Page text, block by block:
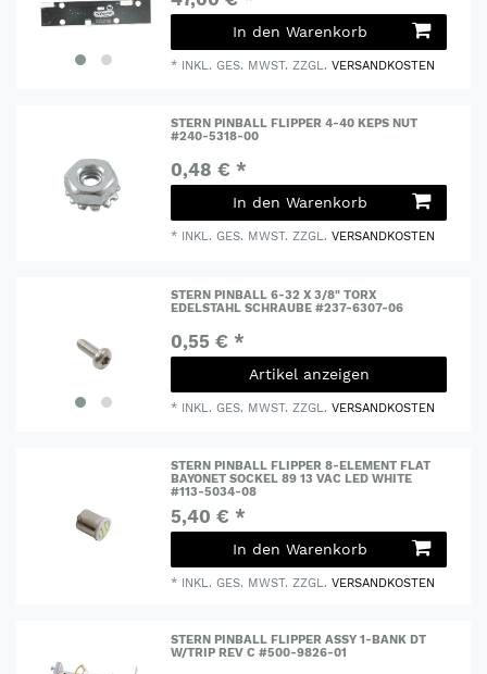
In den Warenkorb
* INKL. GES. MWST. ZZGL.VERSANDKOSTEN
STERN PINBALL FLIPPER 4-40 KEPS NUT
#240-5318-00
0,48 € *
In den Warenkorb
* INKL. GES. MWST. ZZGL.VERSANDKOSTEN
STERN PINBALL 6-32 X 3/8" TORX
EDELSTAHL SCHRAUBE #237-6307-06
0,55 € *
Artikel anzeigen
* INKL. GES. MWST. ZZGL.VERSANDKOSTEN
STERN PINBALL FLIPPER 8-ELEMENT FLAT
BAYONET SOCKEL 89 13 VAC LED WHITE
#113-5034-08
5,40 € *
In den Warenkorb
* INKL. GES. MWST. ZZGL.VERSANDKOSTEN
STERN PINBALL FLIPPER ASSY 1-BANK DT
W/TRIP REV C #500-9826-01